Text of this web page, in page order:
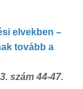
elvekben –
tovább a
szám 44-47.